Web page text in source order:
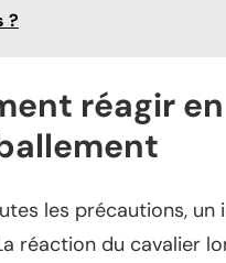
?
réagir
les précautions, un
réaction du cavalier